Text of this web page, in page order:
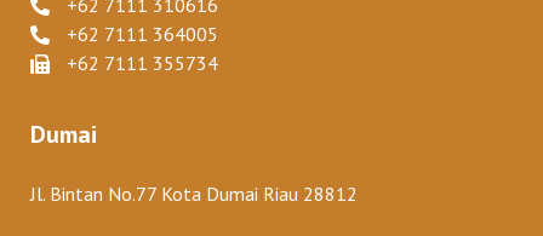
+62 7111 310616
+62 7111 364005
+62 7111 355734
Dumai
Jl. Bintan No.77 Kota Dumai Riau 28812